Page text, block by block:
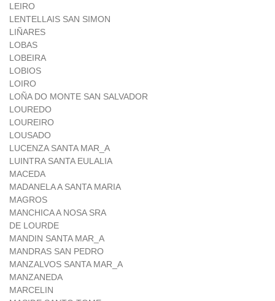
LEIRO
LENTELLAIS SAN SIMON
LIÑARES
LOBAS
LOBEIRA
LOBIOS
LOIRO
LOÑA DO MONTE SAN SALVADOR
LOUREDO
LOUREIRO
LOUSADO
LUCENZA SANTA MAR_A
LUINTRA SANTA EULALIA
MACEDA
MADANELA A SANTA MARIA
MAGROS
MANCHICA A NOSA SRA
DE LOURDE
MANDIN SANTA MAR_A
MANDRAS SAN PEDRO
MANZALVOS SANTA MAR_A
MANZANEDA
MARCELIN